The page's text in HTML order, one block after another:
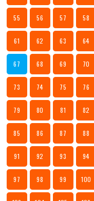
55 56 57 58
61 62 63 64
67 68 69 70
73 74 75 76
79 80 81 82
85 86 87 88
91 92 93 94
97 98 99 100